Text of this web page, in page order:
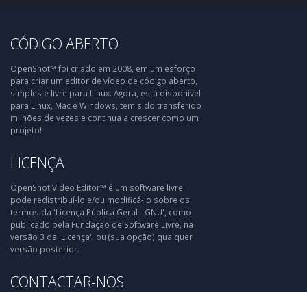
CÓDIGO ABERTO
OpenShot™ foi criado em 2008, em um esforço
para criar um editor de vídeo de código aberto,
simples e livre para Linux. Agora, está disponível
para Linux, Mac e Windows, tem sido transferido
milhões de vezes e continua a crescer como um
projeto!
LICENÇA
OpenShot Video Editor™ é um software livre:
pode redistribuí-lo e/ou modificá-lo sobre os
termos da 'Licença Pública Geral - GNU', como
publicado pela Fundação de Software Livre, na
versão 3 da 'Licença', ou (sua opção) qualquer
versão posterior.
CONTACTAR-NOS